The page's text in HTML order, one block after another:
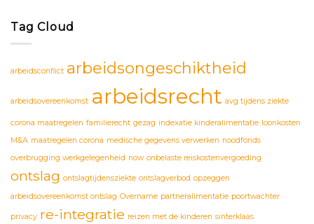
Tag Cloud
arbeidsconflict arbeidsongeschiktheid
arbeidsovereenkomst arbeidsrecht avg tijdens ziekte
corona maatregelen familierecht gezag indexatie kinderalimentatie loonkosten
M&A maatregelen corona medische gegevens verwerken noodfonds
overbrugging werkgelegenheid now onbelaste reiskostenvergoeding
ontslag ontslagtijdensziekte ontslagverbod opzeggen
arbeidsovereenkomst ontslag Overname partneralimentatie poortwachter
privacy re-integratie reizen met de kinderen sinterklaas